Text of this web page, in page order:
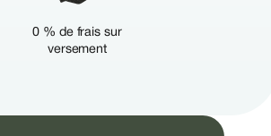
0 % de frais sur
versement